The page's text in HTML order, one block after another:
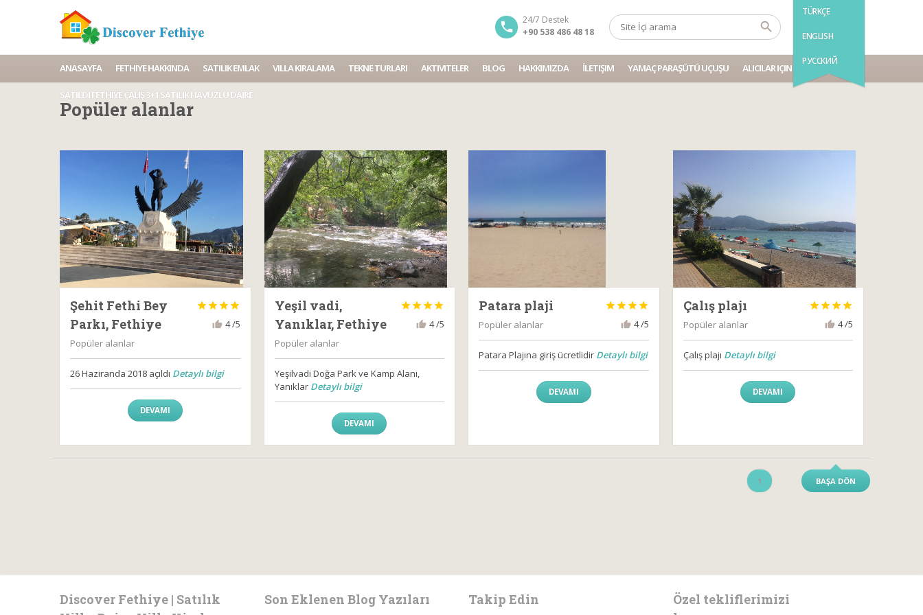
TÜRKÇE
ENGLISH
РУССКИЙ
24/7 Destek
+90 538 486 48 18
ANASAYFA FETHIYE HAKKINDA SATILIK EMLAK VILLA KIRALAMA TEKNE TURLARI AKTIVITELER BLOG HAKKIMIZDA İLETIŞIM YAMAÇ PARAŞÜTÜ UÇUŞU ALICILAR IÇIN BILGI
SATILDI FETHIYE ÇALIŞ 3+1 SATILIK HAVUZLU DAIRE
Popüler alanlar
Şehit Fethi Bey
Parkı, Fethiye

Popüler alanlar
4 /5
26 Haziranda 2018 açıldı Detaylı bilgi
DEVAMI
Yeşil vadi,
Yanıklar, Fethiye

Popüler alanlar
4 /5
Yeşilvadi Doğa Park ve Kamp Alanı,
YanıklarDetaylı bilgi
DEVAMI
Patara plaji 
Popüler alanlar 4 /5
Patara Plajına giriş ücretlidir Detaylı bilgi
DEVAMI
Çalış plajı 
Popüler alanlar 4 /5
Çalış plajı Detaylı bilgi
DEVAMI
BAŞA DÖN
1
Discover Fethiye | Satılık
Son Eklenen Blog Yazıları Takip Edin
Özel tekliflerimizi